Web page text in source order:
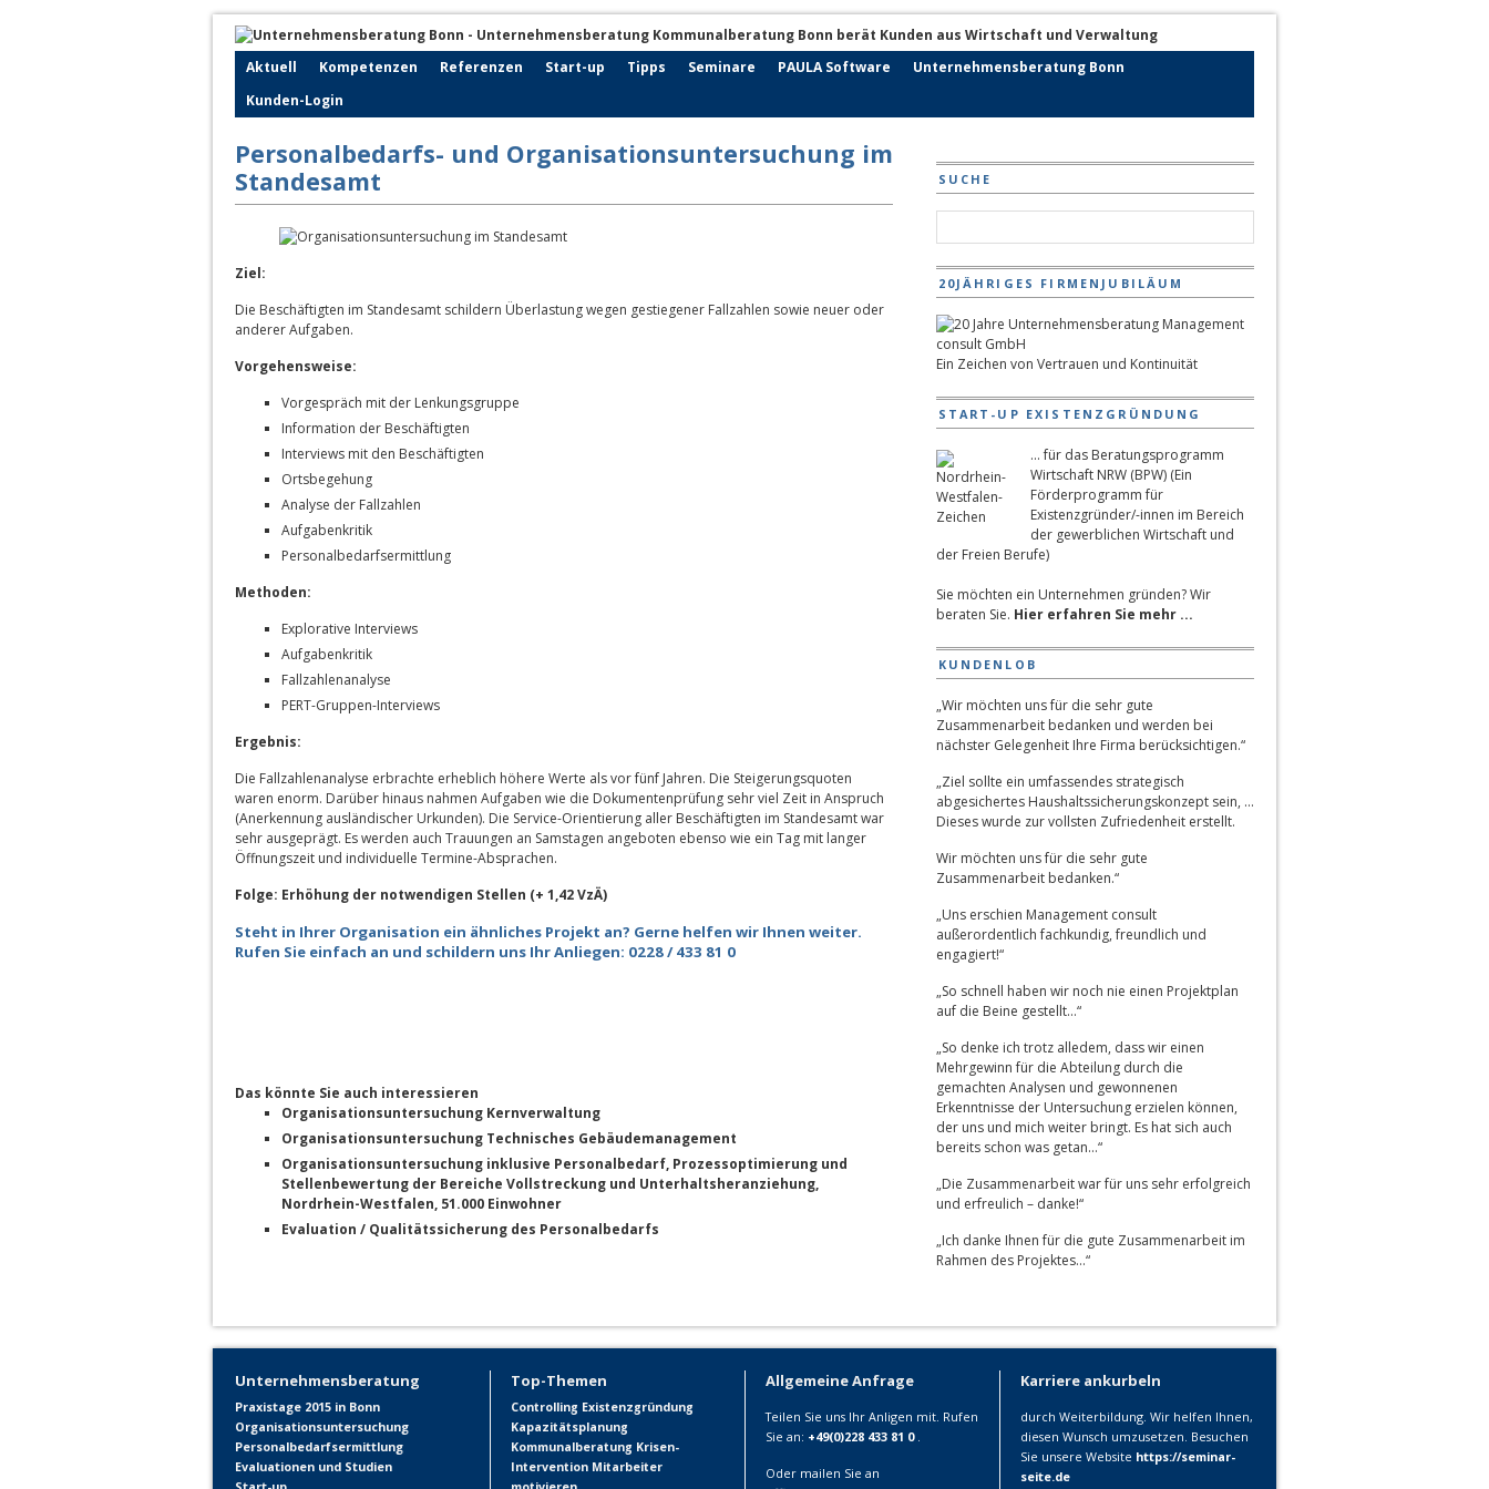
Aktuell Kompetenzen Referenzen Start-up Tipps Seminare PAULA Software
Unternehmensberatung Bonn
Kunden-Login
Personalbedarfs- und Organisationsuntersuchung im
Standesamt
Ziel:
Die Beschäftigten im Standesamt schildern Überlastung wegen gestiegener Fallzahlen sowie neuer oder
anderer Aufgaben.
Vorgehensweise:
Vorgespräch mit der Lenkungsgruppe
Information der Beschäftigten
Interviews mit den Beschäftigten
Ortsbegehung
Analyse der Fallzahlen
Aufgabenkritik
Personalbedarfsermittlung
Methoden:
Explorative Interviews
Aufgabenkritik
Fallzahlenanalyse
PERT-Gruppen-Interviews
Ergebnis:
Die Fallzahlenanalyse erbrachte erheblich höhere Werte als vor fünf Jahren. Die Steigerungsquoten
waren enorm. Darüber hinaus nahmen Aufgaben wie die Dokumentenprüfung sehr viel Zeit in Anspruch
(Anerkennung ausländischer Urkunden). Die Service-Orientierung aller Beschäftigten im Standesamt war
sehr ausgeprägt. Es werden auch Trauungen an Samstagen angeboten ebenso wie ein Tag mit langer
Öffnungszeit und individuelle Termine-Absprachen.
Folge: Erhöhung der notwendigen Stellen (+ 1,42 VzÄ)
Steht in Ihrer Organisation ein ähnliches Projekt an? Gerne helfen wir Ihnen weiter.
Rufen Sie einfach an und schildern uns Ihr Anliegen: 0228 / 433 81 0
Das könnte Sie auch interessieren
Organisationsuntersuchung Kernverwaltung
Organisationsuntersuchung Technisches Gebäudemanagement
Organisationsuntersuchung inklusive Personalbedarf, Prozessoptimierung und
Stellenbewertung der Bereiche Vollstreckung und Unterhaltsheranziehung,
Nordrhein-Westfalen, 51.000 Einwohner
Evaluation / Qualitätssicherung des Personalbedarfs
SUCHE
20JÄHRIGES FIRMENJUBILÄUM
Ein Zeichen von Vertrauen und Kontinuität
START-UP EXISTENZGRÜNDUNG
... für das Beratungsprogramm
Wirtschaft NRW (BPW) (Ein
Förderprogramm für
Existenzgründer/-innen im Bereich
der gewerblichen Wirtschaft und
der Freien Berufe)
Sie möchten ein Unternehmen gründen? Wir
beraten Sie. Hier erfahren Sie mehr ...
KUNDENLOB
„Wir möchten uns für die sehr gute
Zusammenarbeit bedanken und werden bei
nächster Gelegenheit Ihre Firma berücksichtigen.“
„Ziel sollte ein umfassendes strategisch
abgesichertes Haushaltssicherungskonzept sein, …
Dieses wurde zur vollsten Zufriedenheit erstellt.
Wir möchten uns für die sehr gute
Zusammenarbeit bedanken.“
„Uns erschien Management consult
außerordentlich fachkundig, freundlich und
engagiert!“
„So schnell haben wir noch nie einen Projektplan
auf die Beine gestellt…“
„So denke ich trotz alledem, dass wir einen
Mehrgewinn für die Abteilung durch die
gemachten Analysen und gewonnenen
Erkenntnisse der Untersuchung erzielen können,
der uns und mich weiter bringt. Es hat sich auch
bereits schon was getan…“
„Die Zusammenarbeit war für uns sehr erfolgreich
und erfreulich – danke!“
„Ich danke Ihnen für die gute Zusammenarbeit im
Rahmen des Projektes…“
Unternehmensberatung
Praxistage 2015 in Bonn
Organisationsuntersuchung
Personalbedarfsermittlung
Evaluationen und Studien
Top-Themen
Controlling Existenzgründung
Kapazitätsplanung
Kommunalberatung Krisen-
Intervention Mitarbeiter
Allgemeine Anfrage
Teilen Sie uns Ihr Anligen mit. Rufen
Sie an: +49(0)228 433 81 0 .
Oder mailen Sie an
Karriere ankurbeln
durch Weiterbildung. Wir helfen Ihnen,
diesen Wunsch umzusetzen. Besuchen
Sie unsere Website https://seminar-
seite.de